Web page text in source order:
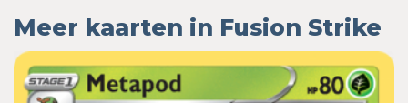
Meer kaarten in Fusion Strike